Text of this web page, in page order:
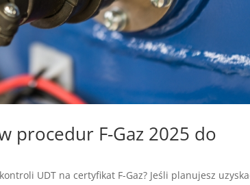
procedur F-Gaz 2025 do
UDT na certyfikat F-Gaz? Jeśli planujesz